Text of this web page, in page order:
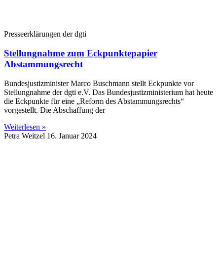
Presseerklärungen der dgti
Stellungnahme zum Eckpunktepapier
Abstammungsrecht
Bundesjustizminister Marco Buschmann stellt Eckpunkte vor
Stellungnahme der dgti e.V. Das Bundesjustizministerium hat heute
die Eckpunkte für eine „Reform des Abstammungsrechts“
vorgestellt. Die Abschaffung der
Weiterlesen »
Petra Weitzel 16. Januar 2024